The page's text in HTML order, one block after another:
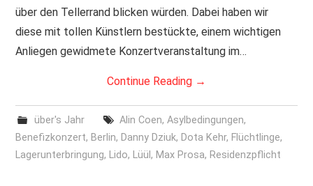
über den Tellerrand blicken würden. Dabei haben wir
diese mit tollen Künstlern bestückte, einem wichtigen
Anliegen gewidmete Konzertveranstaltung im…
Continue Reading →
über's Jahr Alin Coen, Asylbedingungen,
Benefizkonzert, Berlin, Danny Dziuk, Dota Kehr, Flüchtlinge,
Lagerunterbringung, Lido, Lüül, Max Prosa, Residenzpflicht